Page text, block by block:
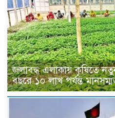
জলাবদ্ধ এলাকায় কৃষিতে
বছরে ১০ লাখ পর্যন্ত